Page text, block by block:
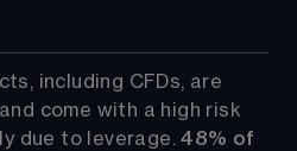
including CFDs, are
come with a high risk
due to leverage. 48% of